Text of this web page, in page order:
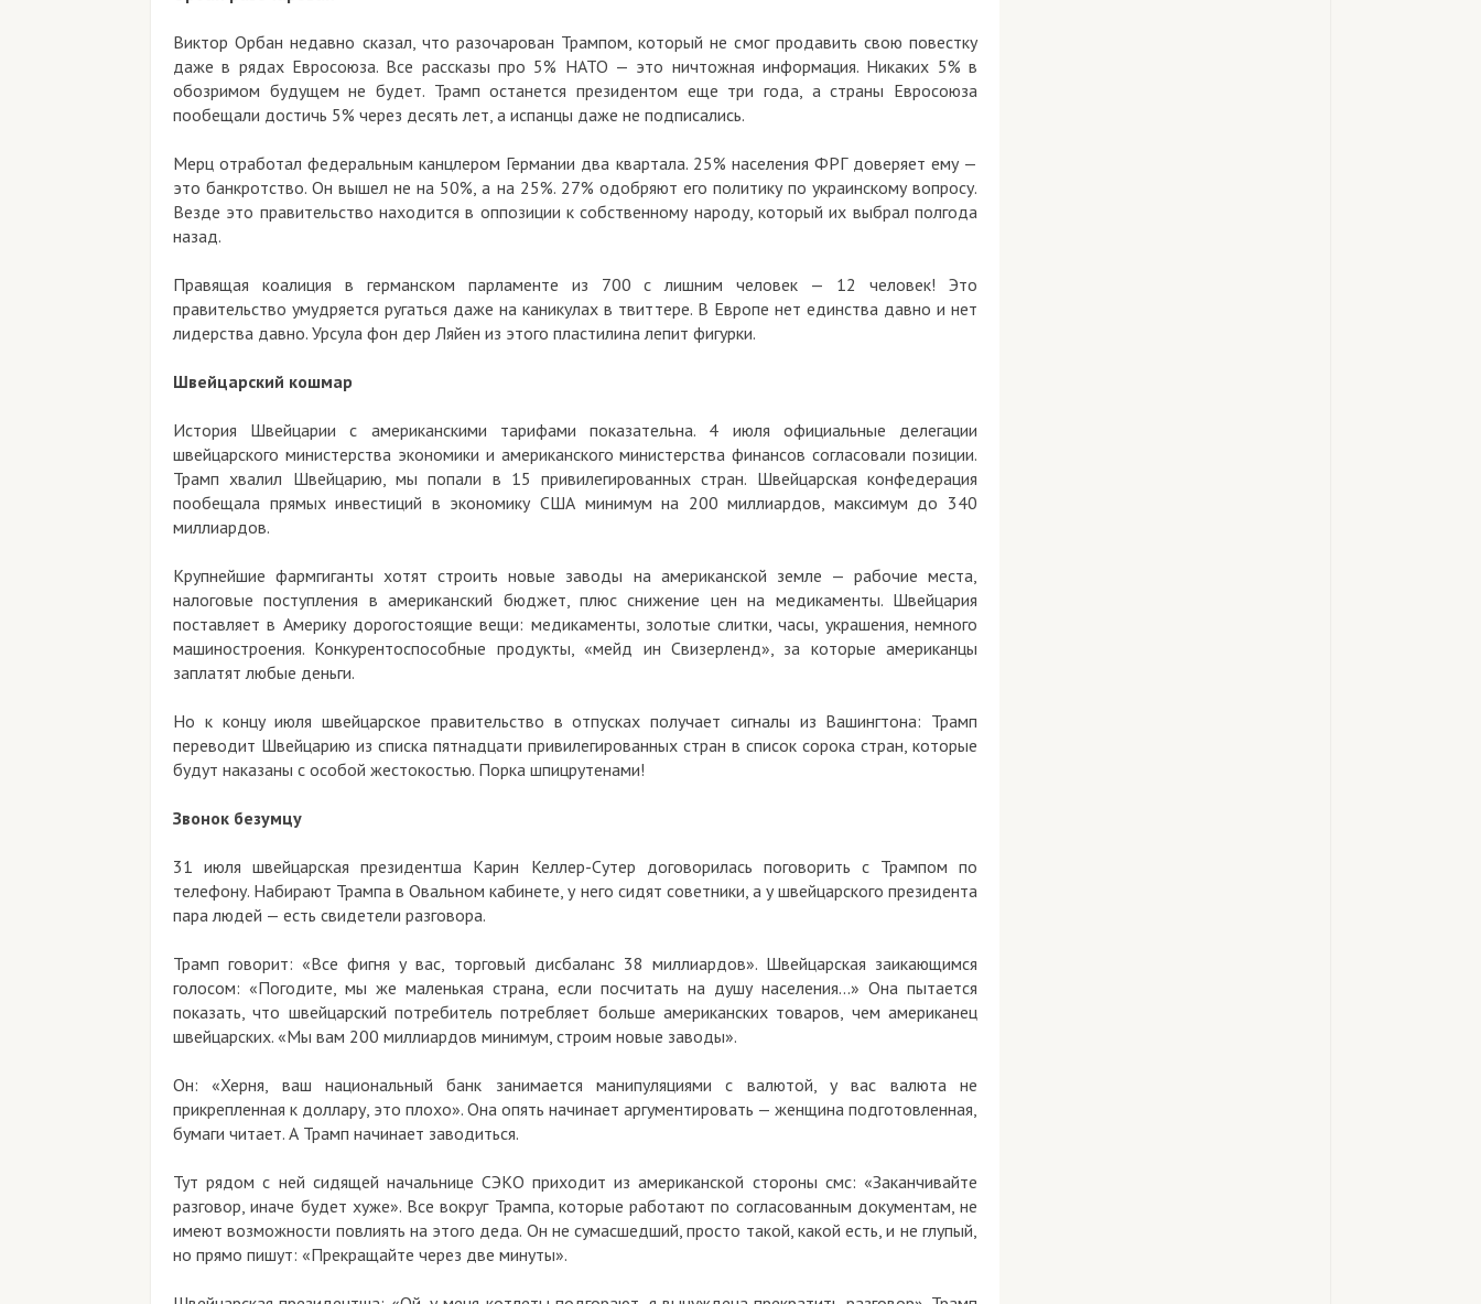
Виктор Орбан недавно сказал, что разочарован Трампом, который не смог продавить свою повестку
даже в рядах Евросоюза. Все рассказы про 5% НАТО — это ничтожная информация. Никаких 5% в
обозримом будущем не будет. Трамп останется президентом еще три года, а страны Евросоюза
пообещали достичь 5% через десять лет, а испанцы даже не подписались.
Мерц отработал федеральным канцлером Германии два квартала. 25% населения ФРГ доверяет ему —
это банкротство. Он вышел не на 50%, а на 25%. 27% одобряют его политику по украинскому вопросу.
Везде это правительство находится в оппозиции к собственному народу, который их выбрал полгода
назад.
Правящая коалиция в германском парламенте из 700 с лишним человек — 12 человек! Это
правительство умудряется ругаться даже на каникулах в твиттере. В Европе нет единства давно и нет
лидерства давно. Урсула фон дер Ляйен из этого пластилина лепит фигурки.
Швейцарский кошмар
История Швейцарии с американскими тарифами показательна. 4 июля официальные делегации
швейцарского министерства экономики и американского министерства финансов согласовали позиции.
Трамп хвалил Швейцарию, мы попали в 15 привилегированных стран. Швейцарская конфедерация
пообещала прямых инвестиций в экономику США минимум на 200 миллиардов, максимум до 340
миллиардов.
Крупнейшие фармгиганты хотят строить новые заводы на американской земле — рабочие места,
налоговые поступления в американский бюджет, плюс снижение цен на медикаменты. Швейцария
поставляет в Америку дорогостоящие вещи: медикаменты, золотые слитки, часы, украшения, немного
машиностроения. Конкурентоспособные продукты, «мейд ин Свизерленд», за которые американцы
заплатят любые деньги.
Но к концу июля швейцарское правительство в отпусках получает сигналы из Вашингтона: Трамп
переводит Швейцарию из списка пятнадцати привилегированных стран в список сорока стран, которые
будут наказаны с особой жестокостью. Порка шпицрутенами!
Звонок безумцу
31 июля швейцарская президентша Карин Келлер-Сутер договорилась поговорить с Трампом по
телефону. Набирают Трампа в Овальном кабинете, у него сидят советники, а у швейцарского президента
пара людей — есть свидетели разговора.
Трамп говорит: «Все фигня у вас, торговый дисбаланс 38 миллиардов». Швейцарская заикающимся
голосом: «Погодите, мы же маленькая страна, если посчитать на душу населения...» Она пытается
показать, что швейцарский потребитель потребляет больше американских товаров, чем американец
швейцарских. «Мы вам 200 миллиардов минимум, строим новые заводы».
Он: «Херня, ваш национальный банк занимается манипуляциями с валютой, у вас валюта не
прикрепленная к доллару, это плохо». Она опять начинает аргументировать — женщина подготовленная,
бумаги читает. А Трамп начинает заводиться.
Тут рядом с ней сидящей начальнице СЭКО приходит из американской стороны смс: «Заканчивайте
разговор, иначе будет хуже». Все вокруг Трампа, которые работают по согласованным документам, не
имеют возможности повлиять на этого деда. Он не сумасшедший, просто такой, какой есть, и не глупый,
но прямо пишут: «Прекращайте через две минуты».